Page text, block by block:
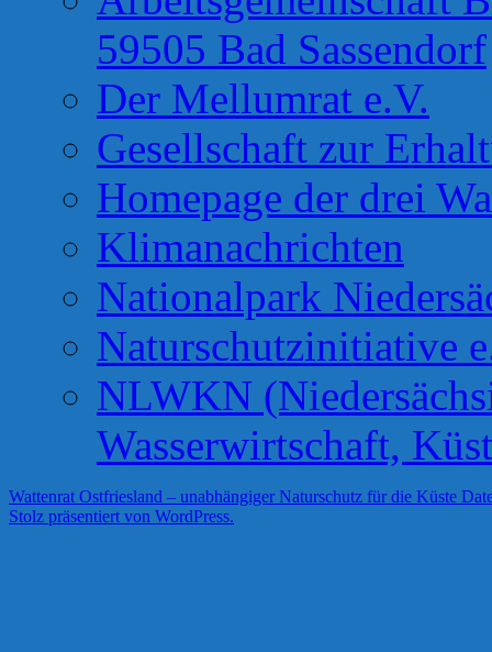
59505 Bad Sassendorf
Der Mellumrat e.V.
Gesellschaft zur
Homepage der drei
Klimanachrichten
Nationalpark
Naturschutzinitiative
NLWKN
Wasserwirtschaft,
Wattenrat Ostfriesland – unabhängiger Naturschutz für die Küste
Stolz präsentiert von WordPress.